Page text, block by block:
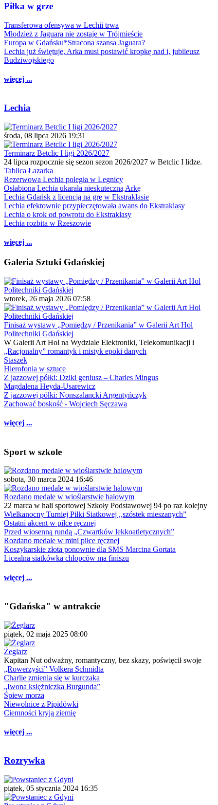
Piłka w grze
Transferowa ofensywa w Lechii trwa
Młodzież z Jaguara nie zostaje w Trójmieście
Europa w Gdańsku*Stracona szansa Jaguara?
Lechia już świętuje, Arka musi postawić kropkę nad i, jubileusz
Budziwojskiego
więcej ...
Lechia
środa, 08 lipca 2026 19:31
Terminarz Betclic I ligi 2026/2027
24 lipca rozpocznie się sezon sezon 2026/2027 w Betclic I lidze.
Tablica Łazarka
Rezerwowa Lechia poległa w Legnicy
Osłabiona Lechia ukarała nieskuteczną Arkę
Lechia Gdańsk z licencją na grę w Ekstraklasie
Lechia efektownie przypieczętowała awans do Ekstraklasy
Lechia o krok od powrotu do Ekstraklasy
Lechia rozbita w Rzeszowie
więcej ...
Galeria Sztuki Gdańskiej
wtorek, 26 maja 2026 07:58
Finisaż wystawy „Pomiędzy / Przenikania” w Galerii Art Hol
Politechniki Gdańskiej
W Galerii Art Hol na Wydziale Elektroniki, Telekomunikacji i
„Racjonalny” romantyk i mistyk epoki danych
Staszek
Hierofonia w sztuce
Z jazzowej półki: Dziki geniusz – Charles Mingus
Magdalena Heyda-Usarewicz
Z jazzowej półki: Nonszalancki Argentyńczyk
Zachować boskość - Wojciech Sęczawa
więcej ...
Sport w szkole
sobota, 30 marca 2024 16:46
Rozdano medale w wioślarstwie halowym
22 marca w hali sportowej Szkoły Podstawowej 94 po raz kolejny
Wielkanocny Turniej Piłki Siatkowej ,,szóstek mieszanych”
Ostatni akcent w piłce ręcznej
Przed wiosenną rundą „Czwartków lekkoatletycznych”
Rozdano medale w mini piłce ręcznej
Koszykarskie złota ponownie dla SMS Marcina Gortata
Licealna siatkówka chłopców ma finiszu
więcej ...
"Gdańska" w antrakcie
piątek, 02 maja 2025 08:00
Żeglarz
Kapitan Nut odważny, romantyczny, bez skazy, poświęcił swoje
„Rowerzyści” Volkera Schmidta
Charlie zmienia się w kurczaka
„Iwona księżniczka Burgunda”
Śpiew morza
Niewolnice z Pipidówki
Ciemności kryją ziemię
więcej ...
Rozrywka
piątek, 05 stycznia 2024 16:35